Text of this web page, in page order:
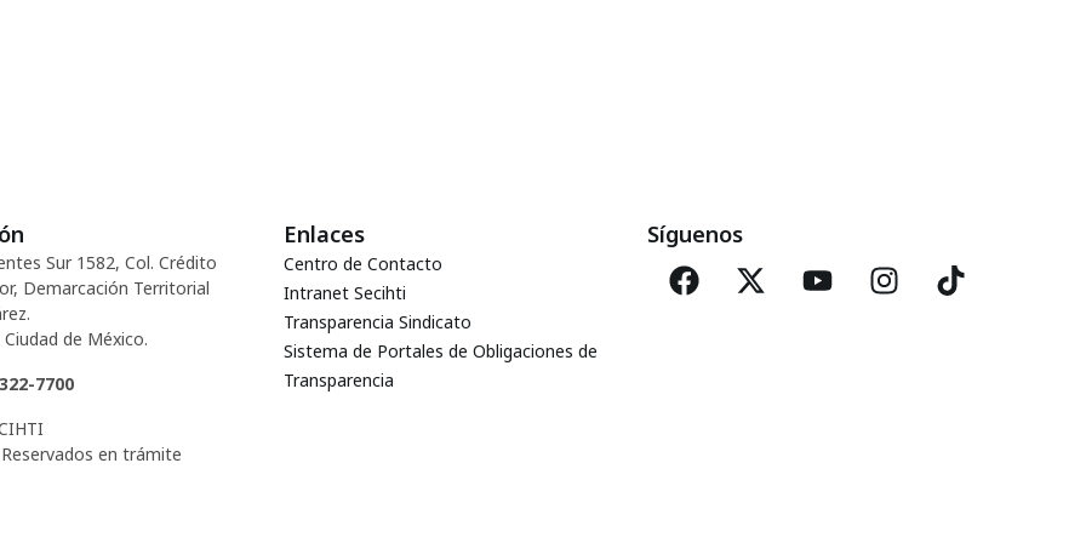
Sur 1582, Col. Crédito
Demarcación Territorial
de México.
7700
en trámite
Enlaces
Centro de Contacto
Intranet Secihti
Transparencia Sindicato
Sistema de Portales de Obligaciones de
Transparencia
Síguenos